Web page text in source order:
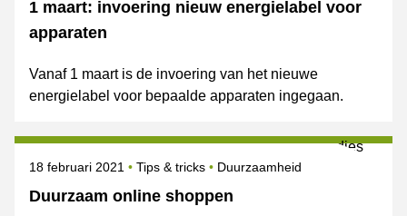
1 maart: invoering nieuw energielabel voor
apparaten
Vanaf 1 maart is de invoering van het nieuwe
energielabel voor bepaalde apparaten ingegaan.
Duurzaam online shoppen
Gepubliceerd op
18 februari 2021 Categorie
Tips & tricks Onderwerpen
Duurzaamheid